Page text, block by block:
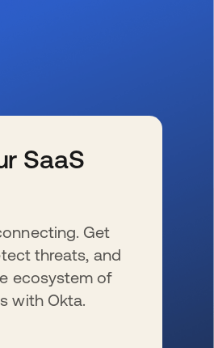
SaaS
Get
threats, and
ecosystem of
with Okta.